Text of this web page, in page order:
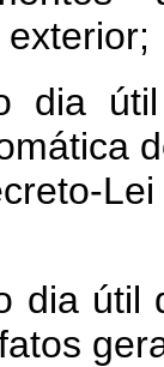
dia
dia útil